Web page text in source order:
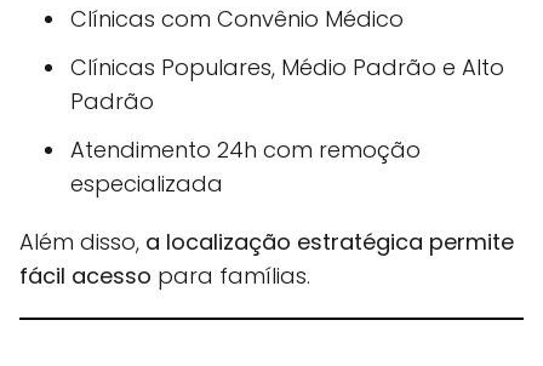
Clínicas com Convênio Médico
Clínicas Populares, Médio Padrão e Alto
Padrão
Atendimento 24h com remoção
especializada
Além disso, a localização estratégica permite
fácil acesso para famílias.